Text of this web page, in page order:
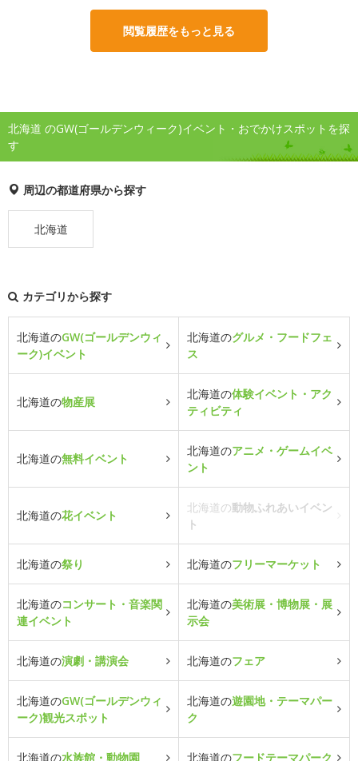
閲覧履歴をもっと見る
北海道 のGW(ゴールデンウィーク)イベント・おでかけスポットを探
す
周辺の都道府県から探す
北海道
カテゴリから探す
北海道のGW(ゴールデンウィ
ーク)イベント
北海道のグルメ・フードフェ
ス
北海道の物産展
北海道の体験イベント・アク
ティビティ
北海道の無料イベント
北海道のアニメ・ゲームイベ
ント
北海道の花イベント
北海道の動物ふれあいイベン
ト
北海道の祭り 北海道のフリーマーケット
北海道のコンサート・音楽関
連イベント
北海道の美術展・博物展・展
示会
北海道の演劇・講演会 北海道のフェア
北海道のGW(ゴールデンウィ
ーク)観光スポット
北海道の遊園地・テーマパー
ク
北海道の水族館・動物園 北海道のフードテーマパーク